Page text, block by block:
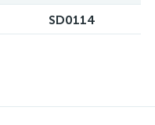
SD0114